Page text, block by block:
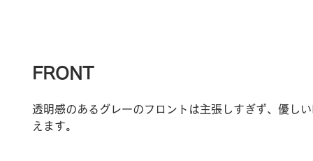
FRONT
透明感のあるグレーのフロントは主張しすぎず、優し
えます。